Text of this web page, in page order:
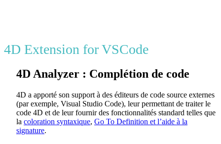
4D Extension for VSCode
4D Analyzer : Complétion de code
4D a apporté son support à des éditeurs de code source externes
(par exemple, Visual Studio Code), leur permettant de traiter le
code 4D et de leur fournir des fonctionnalités standard telles que
la coloration syntaxique, Go To Definition et l’aide à la
signature.